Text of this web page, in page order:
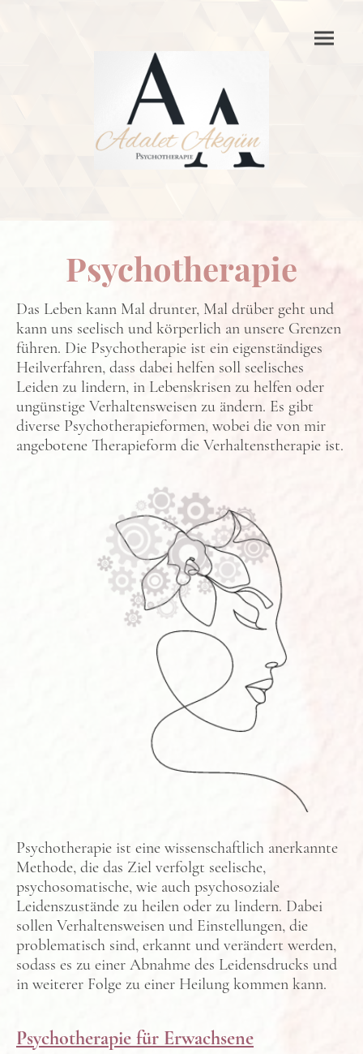
Psychotherapie
Das Leben kann Mal drunter, Mal drüber geht und
kann uns seelisch und körperlich an unsere Grenzen
führen. Die Psychotherapie ist ein eigenständiges
Heilverfahren, dass dabei helfen soll seelisches
Leiden zu lindern, in Lebenskrisen zu helfen oder
ungünstige Verhaltensweisen zu ändern. Es gibt
diverse Psychotherapieformen, wobei die von mir
angebotene Therapieform die Verhaltenstherapie ist.
Psychotherapie ist eine wissenschaftlich anerkannte
Methode, die das Ziel verfolgt seelische,
psychosomatische, wie auch psychosoziale
Leidenszustände zu heilen oder zu lindern. Dabei
sollen Verhaltensweisen und Einstellungen, die
problematisch sind, erkannt und verändert werden,
sodass es zu einer Abnahme des Leidensdrucks und
in weiterer Folge zu einer Heilung kommen kann.
Psychotherapie für Erwachsene